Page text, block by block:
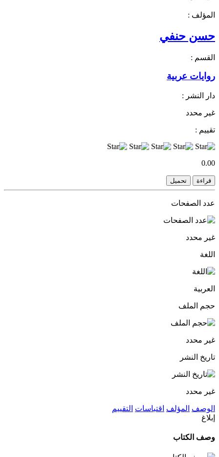
المؤلف :
حسن حنفي
القسم :
روايات عربية
دار النشر :
غير محدد
تقييم :
0.00
قراءة تحميل
عدد الصفحات
غير محدد
اللغة
العربية
حجم الملف
غير محدد
تاريخ النشر
غير محدد
الوصف المؤلف اقتباسات التقييم
إبلاغ
وصف الكتاب